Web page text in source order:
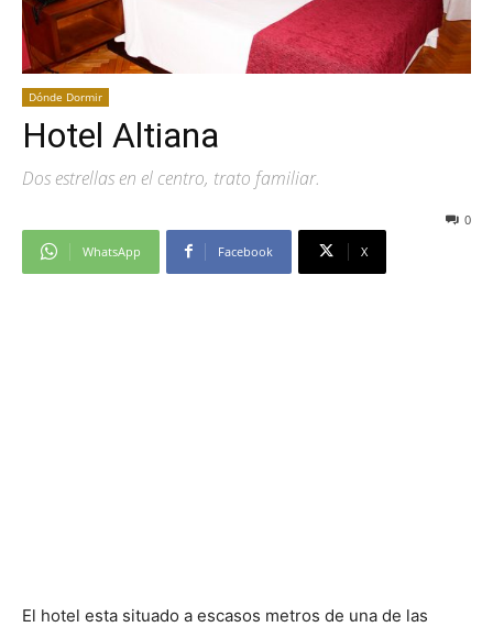
Dónde Dormir
Hotel Altiana
Dos estrellas en el centro, trato familiar.
0
WhatsApp
Facebook X
El hotel esta situado a escasos metros de una de las